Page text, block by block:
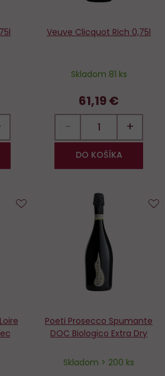
Veuve Clicquot Rich 0,75l
Skladom 81 ks
61,19 €
− +
DO KOŠÍKA
Poeti Prosecco Spumante
DOC Biologico Extra Dry
Skladom > 200 ks